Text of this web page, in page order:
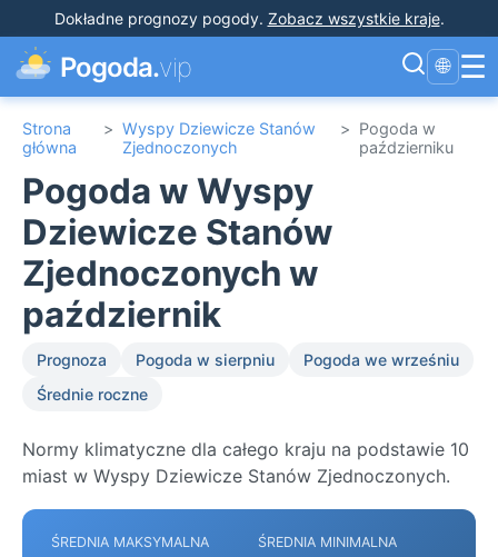
Dokładne prognozy pogody. Zobacz wszystkie kraje.
Pogoda.vip 🌐 ☰
Strona
główna
> Wyspy Dziewicze Stanów
Zjednoczonych
> Pogoda w
październiku
Pogoda w Wyspy
Dziewicze Stanów
Zjednoczonych w
październik
Prognoza Pogoda w sierpniu
Pogoda we wrześniu
Średnie roczne
Normy klimatyczne dla całego kraju na podstawie 10
miast w Wyspy Dziewicze Stanów Zjednoczonych.
ŚREDNIA MAKSYMALNA ŚREDNIA MINIMALNA